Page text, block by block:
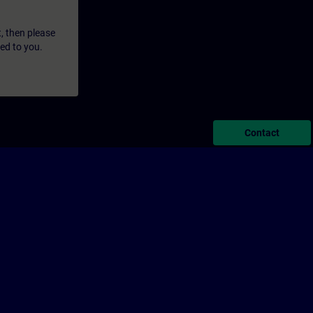
then please
to you.
Contact